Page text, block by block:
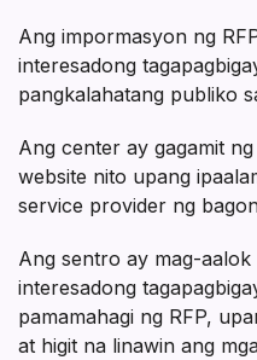
Ang impormasyon ng
interesadong
pangkalahatang publiko
Ang center ay gagamit
website nito upang
service provider ng
Ang sentro ay mag-
interesadong
pamamahagi ng RFP,
at higit na linawin ang